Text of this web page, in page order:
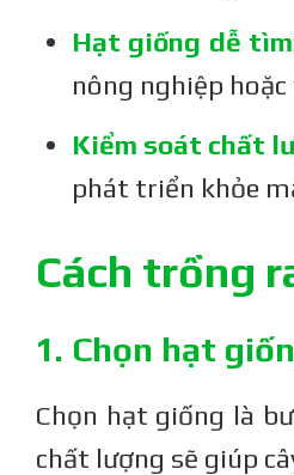
Hạt giống dễ
nông nghiệp
Kiểm soát chất
phát triển khỏe
Cách trồng
1. Chọn hạt
Chọn hạt giống là
chất lượng sẽ giúp